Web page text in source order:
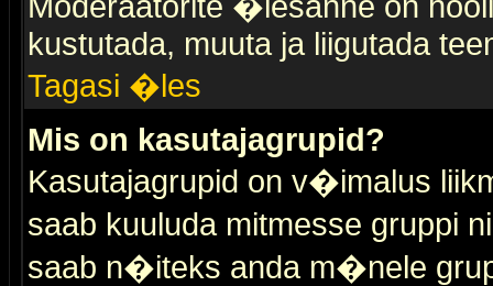
kustutada, muuta ja liigutada
Tagasi �les
Mis on kasutajagrupid?
Kasutajagrupid on v�imalus
saab kuuluda mitmesse gruppi
saab n�iteks anda m�nele